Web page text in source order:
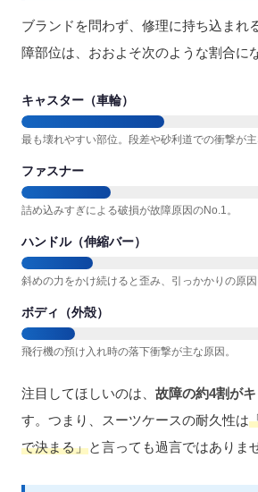
ブランドを問わず、修理に持ち込まれ
障部位は、おおよそ次のような割合に
キャスター（車輪）
最も壊れやすい部位。段差や砂利道での衝撃が主
ファスナー
詰め込みすぎによる破損が故障原因のNo.1。
ハンドル（伸縮バー）
斜めの力をかけ続けると歪み、引っかかりの原因
ボディ（外殻）
飛行機の預け入れ時の落下衝撃が主な原因。
注目してほしいのは、 故障の約4割が
す。つまり、スーツケースの耐久性は
で決まる」と言っても過言ではありま